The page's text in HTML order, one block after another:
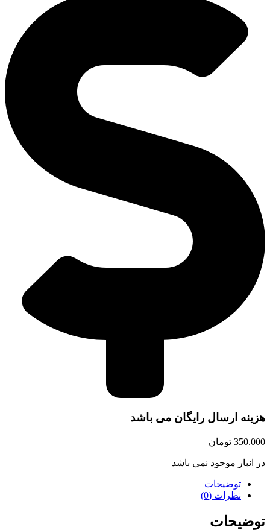
هزینه ارسال رایگان می باشد
350.000 تومان
در انبار موجود نمی باشد
توضیحات
نظرات (0)
توضیحات